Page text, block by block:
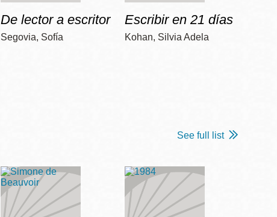
De lector a escritor
Segovia, Sofía
Escribir en 21 días
Kohan, Silvia Adela
See full list